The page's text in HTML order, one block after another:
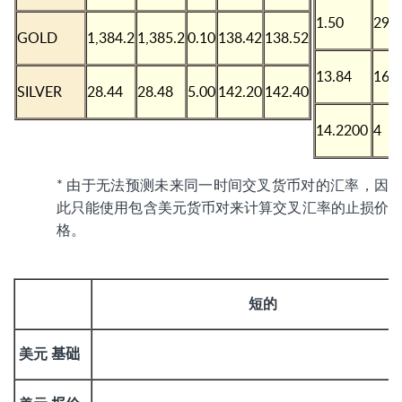
GOLD 1,384.21,385.20.10138.42138.52
SILVER 28.44 28.48 5.00142.20142.40
1.50 29
13.84 162
14.2200 4
* 由于无法预测未来同一时间交叉货币对的汇率，因
此只能使用包含美元货币对来计算交叉汇率的止损价
格。
短的
美元基础